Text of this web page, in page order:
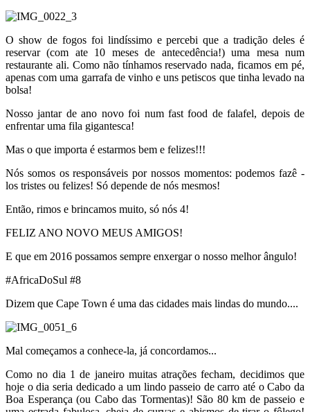
O show de fogos foi lindíssimo e percebi que a tradição deles é
reservar (com ate 10 meses de antecedência!) uma mesa num
restaurante ali. Como não tínhamos reservado nada, ficamos em pé,
apenas com uma garrafa de vinho e uns petiscos que tinha levado na
bolsa!
Nosso jantar de ano novo foi num fast food de falafel, depois de
enfrentar uma fila gigantesca!
Mas o que importa é estarmos bem e felizes!!!
Nós somos os responsáveis por nossos momentos: podemos fazê -
los tristes ou felizes! Só depende de nós mesmos!
Então, rimos e brincamos muito, só nós 4!
FELIZ ANO NOVO MEUS AMIGOS!
E que em 2016 possamos sempre enxergar o nosso melhor ângulo!
#AfricaDoSul #8
Dizem que Cape Town é uma das cidades mais lindas do mundo....
Mal começamos a conhece-la, já concordamos...
Como no dia 1 de janeiro muitas atrações fecham, decidimos que
hoje o dia seria dedicado a um lindo passeio de carro até o Cabo da
Boa Esperança (ou Cabo das Tormentas)! São 80 km de passeio e